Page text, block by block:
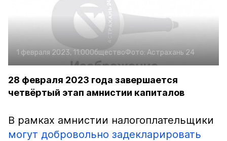
1 февраля 2023, 11:00ОбществоФото: Астрахань 24
28 февраля 2023 года завершается
четвёртый этап амнистии капиталов
В рамках амнистии налогоплательщики
могут добровольно задекларировать